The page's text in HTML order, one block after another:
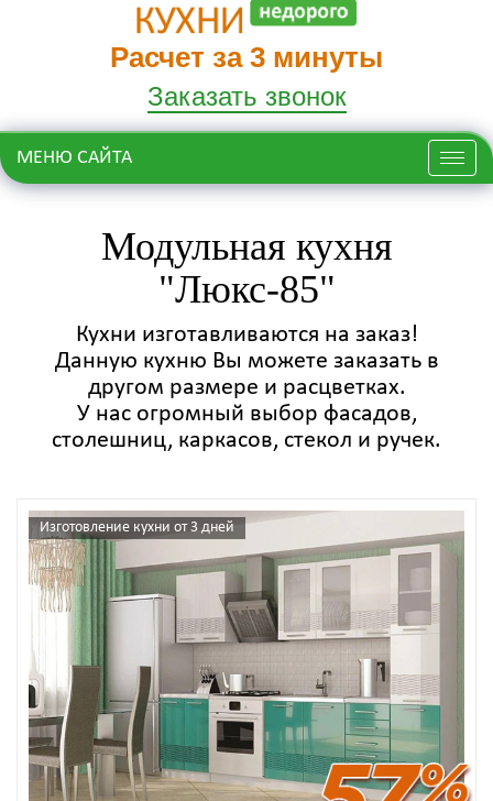
Расчет за 3 минуты
Заказать звонок
Меню
МЕНЮ САЙТА
Модульная кухня
"Люкс-85"
Кухни изготавливаются на заказ!
Данную кухню Вы можете заказать в
другом размере и расцветках.
У нас огромный выбор фасадов,
столешниц, каркасов, стекол и ручек.
Изготовление кухни от 3 дней